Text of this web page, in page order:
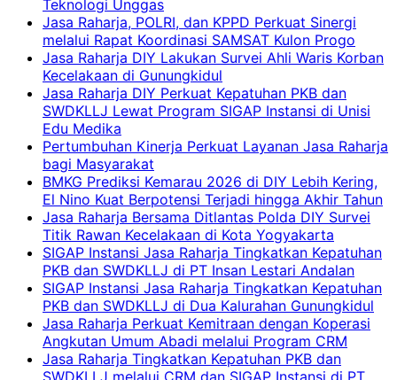
Teknologi Unggas
Jasa Raharja, POLRI, dan KPPD Perkuat Sinergi
melalui Rapat Koordinasi SAMSAT Kulon Progo
Jasa Raharja DIY Lakukan Survei Ahli Waris Korban
Kecelakaan di Gunungkidul
Jasa Raharja DIY Perkuat Kepatuhan PKB dan
SWDKLLJ Lewat Program SIGAP Instansi di Unisi
Edu Medika
Pertumbuhan Kinerja Perkuat Layanan Jasa Raharja
bagi Masyarakat
BMKG Prediksi Kemarau 2026 di DIY Lebih Kering,
El Nino Kuat Berpotensi Terjadi hingga Akhir Tahun
Jasa Raharja Bersama Ditlantas Polda DIY Survei
Titik Rawan Kecelakaan di Kota Yogyakarta
SIGAP Instansi Jasa Raharja Tingkatkan Kepatuhan
PKB dan SWDKLLJ di PT Insan Lestari Andalan
SIGAP Instansi Jasa Raharja Tingkatkan Kepatuhan
PKB dan SWDKLLJ di Dua Kalurahan Gunungkidul
Jasa Raharja Perkuat Kemitraan dengan Koperasi
Angkutan Umum Abadi melalui Program CRM
Jasa Raharja Tingkatkan Kepatuhan PKB dan
SWDKLLJ melalui CRM dan SIGAP Instansi di PT